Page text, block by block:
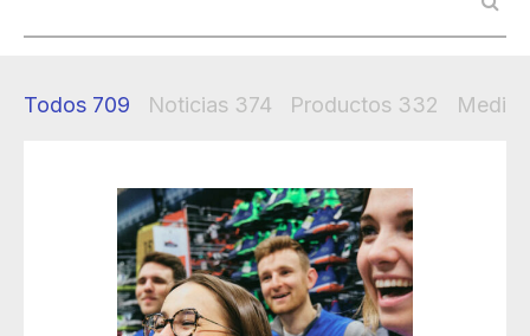
Todos 709 Noticias 374 Productos 332